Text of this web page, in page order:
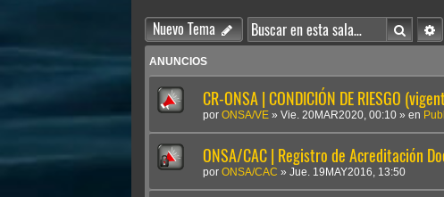
Nuevo Tema Buscar
ANUNCIOS
CR-ONSA | CONDICIÓN DE RIESGO
por ONSA/VE » Vie. 20MAR2020, 00:10 » en
ONSA/CAC | Registro de Acreditación
por ONSA/CAC » Jue. 19MAY2016, 13:50